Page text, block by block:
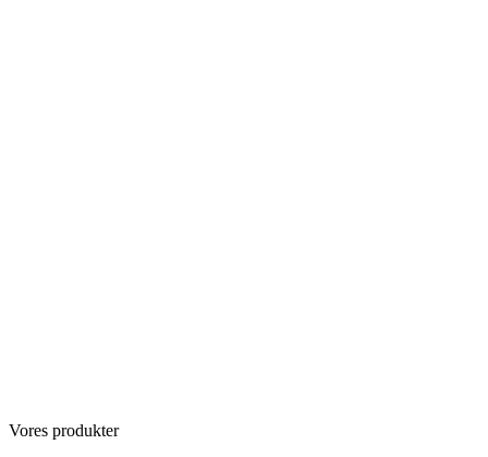
Vores produkter